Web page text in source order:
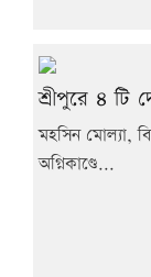
শ্রীপুরে ৪ টি
মহসিন মোল্যা,
অগ্নিকাণ্ডে...